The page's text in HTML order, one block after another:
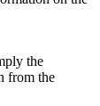
the
from the